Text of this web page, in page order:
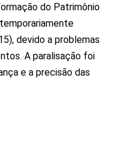
do Patrimônio
devido a problemas
A paralisação foi
e a precisão das